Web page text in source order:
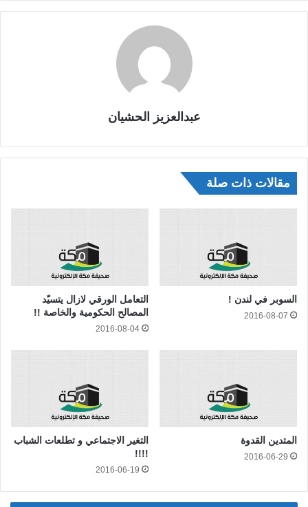
عبدالعزيز الحشيان
مقالات ذات صلة
السوبر في لندن !
2016-08-07
التعامل الورقي لازال يتسيّد
المصالح الحكومية والخاصة !!
2016-08-04
المتدين القدوة
2016-06-29
التغير الاجتماعي و تطلعات الشباب
!!!!
2016-06-19